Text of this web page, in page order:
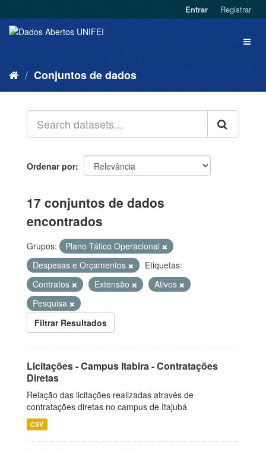
Entrar Registrar
Conjuntos de dados
Ordenar por
17 conjuntos de dados
encontrados
Grupos:
Plano Tático Operacional
Despesas e Orçamentos
Etiquetas:
Contratos
Extensão
Ativos
Pesquisa
Filtrar Resultados
Licitações - Campus Itabira - Contratações
Diretas
Relação das licitações realizadas através de
contratações diretas no campus de Itajubá
CSV